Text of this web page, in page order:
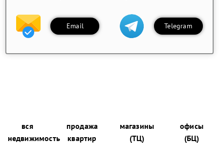
Email Telegram
вся
недвижимость
продажа
квартир
магазины
(ТЦ)
офисы
(БЦ)